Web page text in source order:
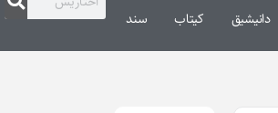
دانیشیق کیتاب سند